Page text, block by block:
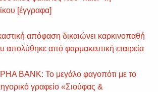
[έγγραφα]
απόφαση δικαιώνει καρκινοπαθή
απολύθηκε από φαρμακευτική εταιρεία
BANK: Το μεγάλο φαγοπότι με το
γραφείο «Σιούφας &